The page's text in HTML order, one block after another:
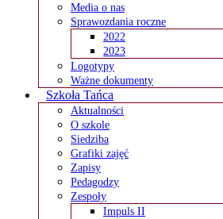
Media o nas
Sprawozdania roczne
2022
2023
Logotypy
Ważne dokumenty
Szkoła Tańca
Aktualności
O szkole
Siedziba
Grafiki zajęć
Zapisy
Pedagodzy
Zespoły
Impuls II